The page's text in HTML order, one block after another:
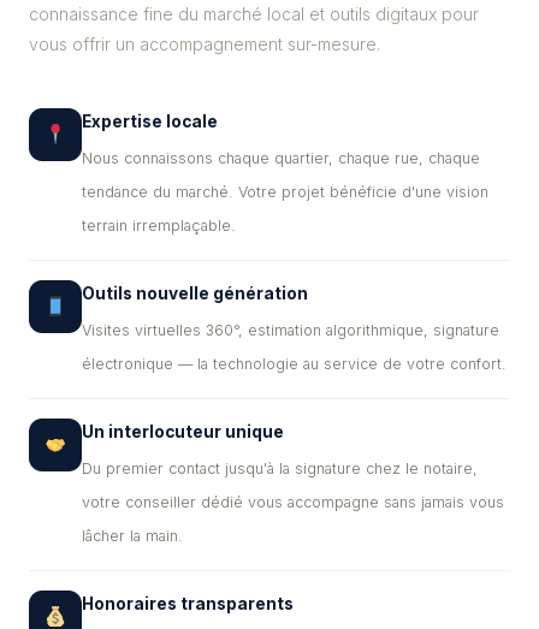
connaissance fine du marché local et outils digitaux pour
vous offrir un accompagnement sur-mesure.
Expertise locale
Nous connaissons chaque quartier, chaque rue, chaque
tendance du marché. Votre projet bénéficie d'une vision
terrain irremplaçable.
Outils nouvelle génération
Visites virtuelles 360°, estimation algorithmique, signature
électronique — la technologie au service de votre confort.
Un interlocuteur unique
Du premier contact jusqu'à la signature chez le notaire,
votre conseiller dédié vous accompagne sans jamais vous
lâcher la main.
Honoraires transparents